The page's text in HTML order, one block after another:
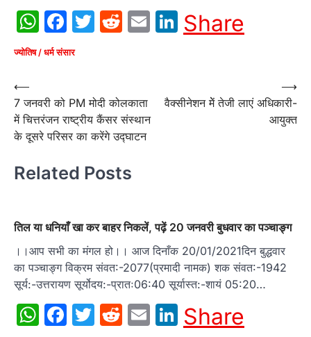
WhatsApp
Facebook
Twitter
Reddit
EmailLinkedIn
Share
ज्योतिष / धर्म संसार
Post
navigation
⟵
7 जनवरी को PM मोदी कोलकाता
में चित्तरंजन राष्ट्रीय कैंसर संस्थान
के दूसरे परिसर का करेंगे उद्घाटन
वैक्सीनेशन मेें तेजी लाएं अधिकारी-
आयुक्त
⟶
Related Posts
तिल या धनियाँ खा कर बाहर निकलें, पढ़ें 20 जनवरी बुधवार का पञ्चाङ्ग
।।आप सभी का मंगल हो।। आज दिनाँक 20/01/2021दिन बुद्धवार
का पञ्चाङ्ग विक्रम संवत:-2077(प्रमादी नामक) शक संवत:-1942
सूर्य:-उत्तरायण सूर्योदय:-प्रातः06:40 सूर्यास्त:-शायं 05:20…
WhatsApp
Facebook
Twitter
Reddit
EmailLinkedIn
Share